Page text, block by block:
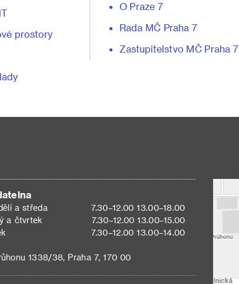
prostory
O Praze 7
Rada MČ Praha 7
Zastupitelstvo MČ Praha 7
a středa
7.30–12.00 13.00–18.00
a čtvrtek
7.30–12.00 13.00–15.00
7.30–12.00 13.00–14.00
1338/38, Praha 7, 170 00